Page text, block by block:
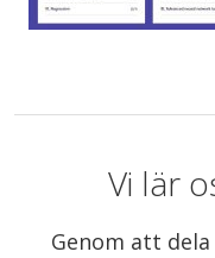
Vi lär
Genom att